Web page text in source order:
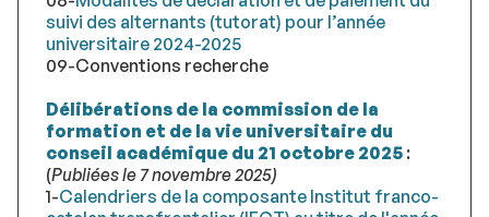
suivi des alternants (tutorat) pour l’année
universitaire 2024-2025
09-Conventions recherche
Délibérations de la commission de la
formation et de la vie universitaire du
conseil académique du 21 octobre 2025 :
(Publiées le 7 novembre 2025)
1-Calendriers de la composante Institut franco-